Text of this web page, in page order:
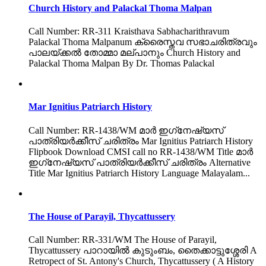
Church History and Palackal Thoma Malpan
Call Number: RR-311 Kraisthava Sabhacharithravum
Palackal Thoma Malpanum ക്രൈസ്തവ സഭാചരിത്രവും
പാലയ്ക്കൽ തോമ്മാ മല്പാനും Church History and
Palackal Thoma Malpan By Dr. Thomas Palackal
Mar Ignitius Patriarch History
Call Number: RR-1438/WM മാർ ഇഗ്‌നേഷ്യസ്
പാത്രിയർക്കീസ് ചരിത്രം Mar Ignitius Patriarch History
Flipbook Download CMSI call no RR-1438/WM Title മാർ
ഇഗ്‌നേഷ്യസ് പാത്രിയർക്കീസ് ചരിത്രം Alternative
Title Mar Ignitius Patriarch History Language Malayalam...
The House of Parayil, Thycattussery
Call Number: RR-331/WM The House of Parayil,
Thycattussery പാറായിൽ കുടുംബം, തൈക്കാട്ടുശ്ശേരി A
Retropect of St. Antony's Church, Thycattussery ( A History